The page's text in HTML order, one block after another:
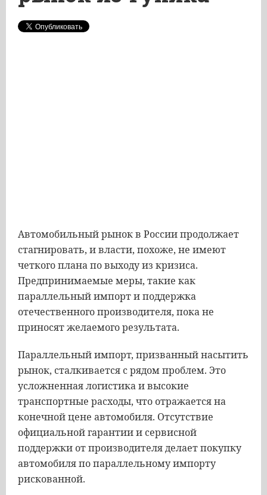
Автомобильный рынок в России продолжает
стагнировать, и власти, похоже, не имеют
четкого плана по выходу из кризиса.
Предпринимаемые меры, такие как
параллельный импорт и поддержка
отечественного производителя, пока не
приносят желаемого результата.
Параллельный импорт, призванный насытить
рынок, сталкивается с рядом проблем. Это
усложненная логистика и высокие
транспортные расходы, что отражается на
конечной цене автомобиля. Отсутствие
официальной гарантии и сервисной
поддержки от производителя делает покупку
автомобиля по параллельному импорту
рискованной.